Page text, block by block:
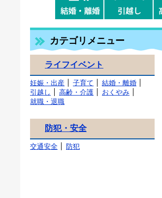
カテゴリメニュー
ライフイベント
妊娠・出産 子育て
結婚・離婚
引越し
高齢・介護
おくやみ
就職・退職
防犯・安全
交通安全 防犯